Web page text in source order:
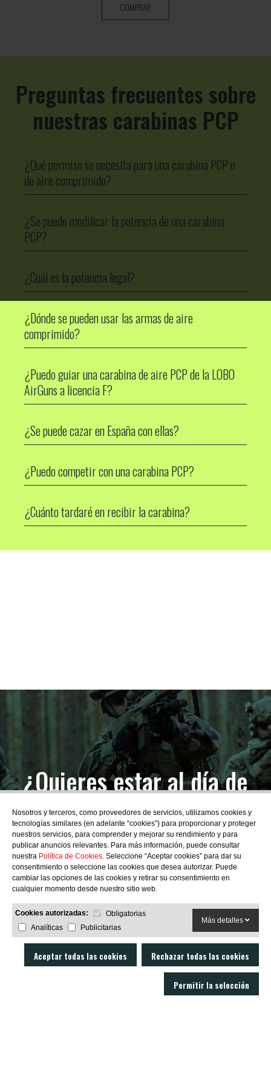
COMPRAR
Preguntas frecuentes sobre
nuestras carabinas PCP
¿Qué permiso se necesita para una carabina PCP o
de aire comprimido?
¿Se puede modificar la potencia de una carabina
PCP?
¿Cuál es la potencia legal?
¿Dónde se pueden usar las armas de aire
comprimido?
¿Puedo guiar una carabina de aire PCP de la LOBO
AirGuns a licencia F?
¿Se puede cazar en España con ellas?
¿Puedo competir con una carabina PCP?
¿Cuánto tardaré en recibir la carabina?
¿Quieres estar al día de
las novedades?
SUBSCRIBIRME
Nosotros y terceros, como proveedores de servicios, utilizamos cookies y
tecnologías similares (en adelante “cookies”) para proporcionar y proteger
nuestros servicios, para comprender y mejorar su rendimiento y para
publicar anuncios relevantes. Para más información, puede consultar
nuestra Política de Cookies. Seleccione “Aceptar cookies” para dar su
consentimiento o seleccione las cookies que desea autorizar. Puede
cambiar las opciones de las cookies y retirar su consentimiento en
cualquier momento desde nuestro sitio web.
Cookies autorizadas:
Obligatorias
Analíticas
Publicitarias
Más detalles
Aceptar todas las cookies Rechazar todas las cookies
Permitir la selección